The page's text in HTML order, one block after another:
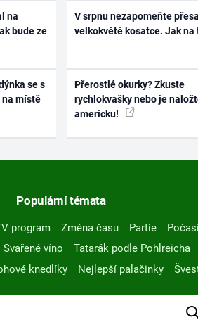
na
bude ze
se s
na místě
V srpnu nezapomeňte
velkokvěté kosatce. Jak na
Přerostlé okurky? Zkuste
rychlokvašky nebo je
americku!
Populární témata
program Změna času Partie
Svařené víno Tatarák podle Pohlreicha
knedlíky Nejlepší palačinky